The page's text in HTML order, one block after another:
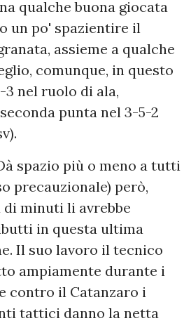
qualche buona giocata
un po' spazientire il
assieme a qualche
comunque, in questo
nel ruolo di ala,
punta nel 3-5-2
spazio più o meno a tutti
precauzionale) però,
di minuti li avrebbe
in questa ultima
Il suo lavoro il tecnico
ampiamente durante i
contro il Catanzaro i
tattici danno la netta